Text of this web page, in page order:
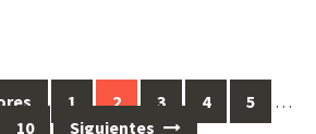
1 2 3 4 5
…
10
Siguientes